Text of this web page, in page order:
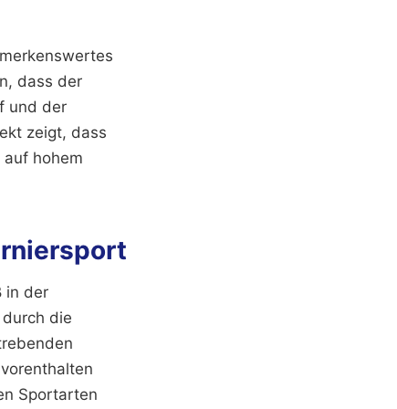
dass der
und der
zeigt, dass
hohem
in der
die
Sportarten